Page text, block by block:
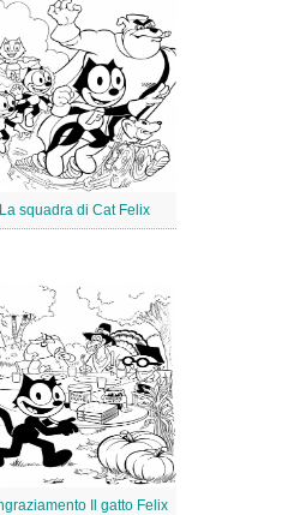
La squadra di Cat Felix
Il gatto Felix